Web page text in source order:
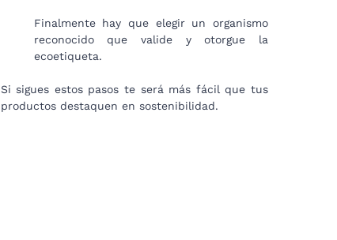
Finalmente hay que elegir un organismo
reconocido que valide y otorgue la
ecoetiqueta.
Si sigues estos pasos te será más fácil que tus
productos destaquen en sostenibilidad.